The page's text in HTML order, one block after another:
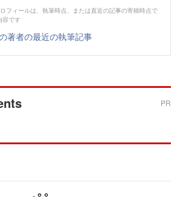
フィールは、執筆時点、または直近の記事の寄稿時点で
容です
著者の最近の執筆記事
PR